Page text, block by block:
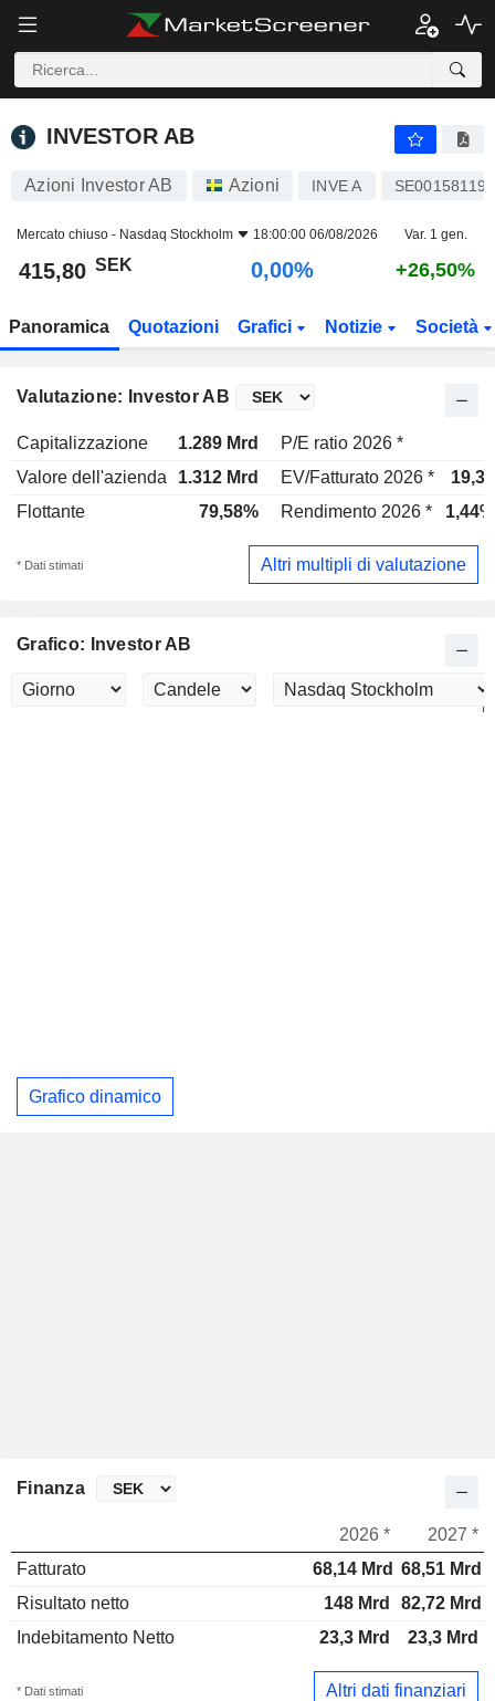
INVESTOR AB
INVESTOR AB
Azioni Investor AB Azioni INVE A
Mercato chiuso - Nasdaq Stockholm 18:00:00 06/08/2026 Var. 1 gen.
415,80 SEK 0,00% +26,50%
Panoramica Quotazioni Grafici Notizie Società
Valutazione: Investor AB
Capitalizzazione 1.289 Mrd P/E ratio 2026 *
Valore dell'azienda
1.312 Mrd EV/Fatturato 2026 *
19,3x
Flottante
79,58% Rendimento 2026 * 1,44%
* Dati stimati Altri multipli di valutazione
Grafico: Investor AB
Grafico dinamico
Finanza
2026 *
2027 *
Fatturato
68,14 Mrd 68,51 Mrd
Risultato netto
148 Mrd
82,72 Mrd
Indebitamento Netto
23,3 Mrd 23,3 Mrd
* Dati stimati Altri dati finanziari